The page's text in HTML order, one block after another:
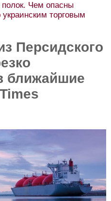
Чем опасны
торговым
Персидского
ближайшие